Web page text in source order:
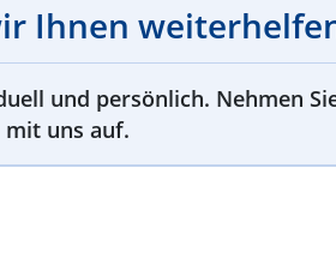
Ihnen
und persönlich. Nehmen
mit uns auf.